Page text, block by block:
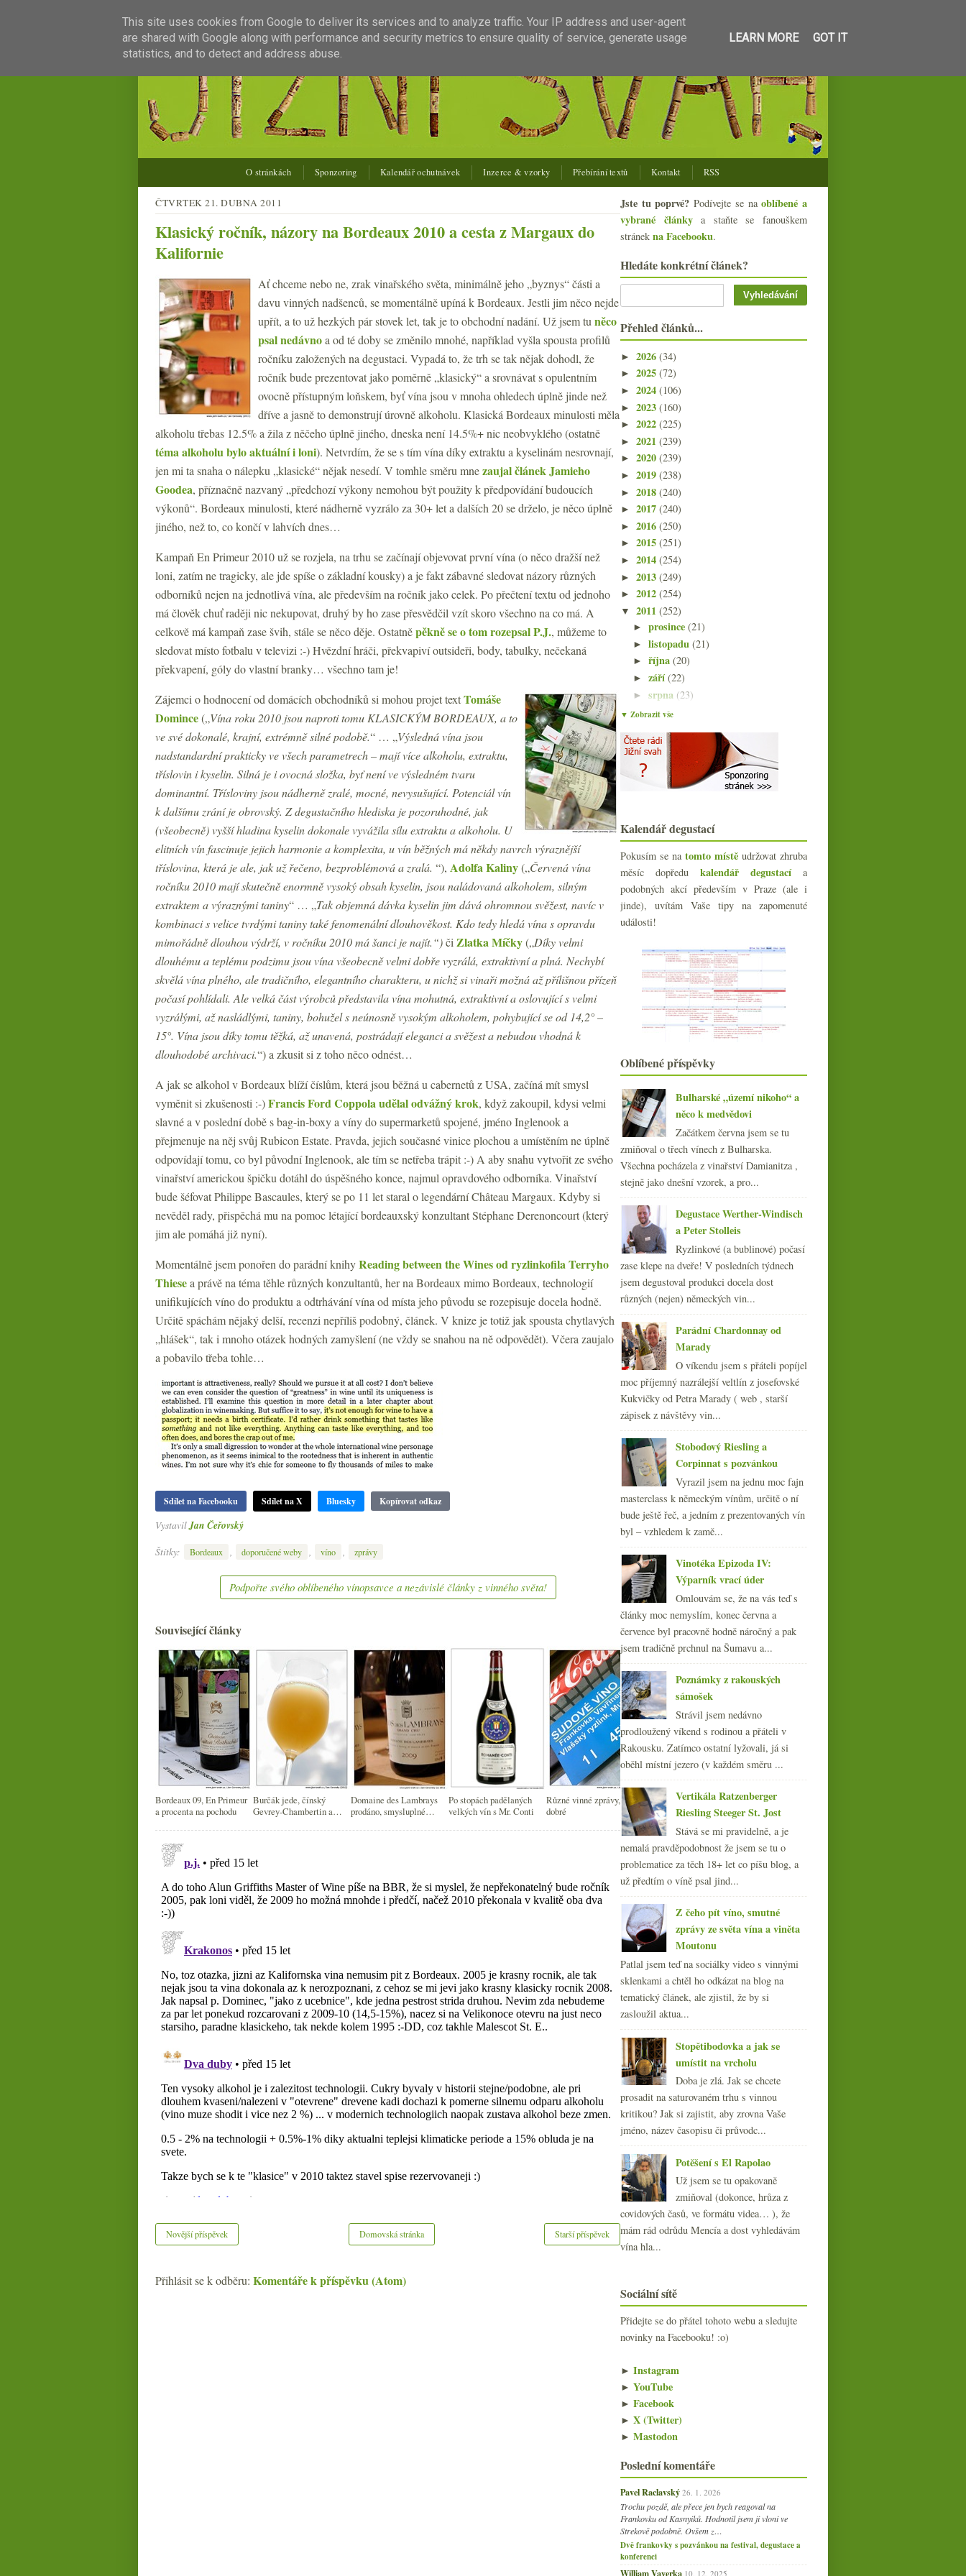
O stránkách Sponzoring Kalendář ochutnávek Inzerce & vzorky Přebírání textů Kontakt RSS
ČTVRTEK 21. DUBNA 2011
Klasický ročník, názory na Bordeaux 2010 a cesta z Margaux do
Kalifornie
Ať chceme nebo ne, zrak vinařského světa, minimálně jeho „byznys“ části a
davu vinných nadšenců, se momentálně upíná k Bordeaux. Jestli jim něco nejde
upřít, a to už hezkých pár stovek let, tak je to obchodní nadání. Už jsem tu něco
psal nedávnoa od té doby se změnilo mnohé, například vyšla spousta profilů
ročníku založených na degustaci. Vypadá to, že trh se tak nějak dohodl, že
ročník bude prezentovat jako poměrně „klasický“ a srovnávat s opulentním
ovocně přístupným loňskem, byť vína jsou v mnoha ohledech úplně jinde než
dříve a jasně to demonstrují úrovně alkoholu. Klasická Bordeaux minulosti měla
alkoholu třebas 12.5% a žila z něčeho úplně jiného, dneska není 14.5%+ nic neobvyklého (ostatně
téma alkoholu bylo aktuální i loni). Netvrdím, že se s tím vína díky extraktu a kyselinám nesrovnají,
jen mi ta snaha o nálepku „klasické“ nějak nesedí. V tomhle směru mnezaujal článek Jamieho
Goodea, příznačně nazvaný „předchozí výkony nemohou být použity k předpovídání budoucích
výkonů“. Bordeaux minulosti, které nádherně vyzrálo za 30+ let a dalších 20 se drželo, je něco úplně
jiného, než to, co končí v lahvích dnes…
Kampaň En Primeur 2010 už se rozjela, na trhu se začínají objevovat první vína (o něco dražší než
loni, zatím ne tragicky, ale jde spíše o základní kousky) a je fakt zábavné sledovat názory různých
odborníků nejen na jednotlivá vína, ale především na ročník jako celek. Po přečtení textu od jednoho
má člověk chuť raději nic nekupovat, druhý by ho zase přesvědčil vzít skoro všechno na co má. A
celkově má kampaň zase švih, stále se něco děje. Ostatněpěkně se o tom rozepsal P.J., můžeme to
sledovat místo fotbalu v televizi :-) Hvězdní hráči, překvapiví outsideři, body, tabulky, nečekaná
překvapení, góly do vlastní branky… všechno tam je!
Zájemci o hodnocení od domácích obchodníků si mohou projet textTomáše
Domince(„Vína roku 2010 jsou naproti tomu KLASICKÝM BORDEAUX, a to
ve své dokonalé, krajní, extrémně silné podobě.“ … „Výsledná vína jsou
nadstandardní prakticky ve všech parametrech – mají více alkoholu, extraktu,
tříslovin i kyselin. Silná je i ovocná složka, byť není ve výsledném tvaru
dominantní. Třísloviny jsou nádherně zralé, mocné, nevysušující. Potenciál vín
k dalšímu zrání je obrovský. Z degustačního hlediska je pozoruhodné, jak
(všeobecně) vyšší hladina kyselin dokonale vyvážila sílu extraktu a alkoholu. U
elitních vín fascinuje jejich harmonie a komplexita, u vín běžných má někdy navrch výraznější
tříslovina, která je ale, jak už řečeno, bezproblémová a zralá. “), Adolfa Kaliny(„Červená vína
ročníku 2010 mají skutečně enormně vysoký obsah kyselin, jsou naládovaná alkoholem, silným
extraktem a výraznými taniny“ … „Tak objemná dávka kyselin jim dává ohromnou svěžest, navíc v
kombinaci s velice tvrdými taniny také fenomenální dlouhověkost. Kdo tedy hledá vína s opravdu
mimořádně dlouhou výdrží, v ročníku 2010 má šanci je najít.“)či Zlatka Míčky(„Díky velmi
dlouhému a teplému podzimu jsou vína všeobecně velmi dobře vyzrálá, extraktivní a plná. Nechybí
skvělá vína plného, ale tradičního, elegantního charakteru, u nichž si vinaři možná až přílišnou přízeň
počasí pohlídali. Ale velká část výrobců představila vína mohutná, extraktivní a oslovující s velmi
vyzrálými, až nasládlými, taniny, bohužel s neúnosně vysokým alkoholem, pohybující se od 14,2° –
15°. Vína jsou díky tomu těžká, až unavená, postrádají eleganci a svěžest a nebudou vhodná k
dlouhodobé archivaci.“) a zkusit si z toho něco odnést…
A jak se alkohol v Bordeaux blíží číslům, která jsou běžná u cabernetů z USA, začíná mít smysl
vyměnit si zkušenosti :-)Francis Ford Coppola udělal odvážný krok, když zakoupil, kdysi velmi
slavné a v poslední době s bag-in-boxy a víny do supermarketů spojené, jméno Inglenook a
přejmenuje na něj svůj Rubicon Estate. Pravda, jejich současné vinice plochou a umístěním ne úplně
odpovídají tomu, co byl původní Inglenook, ale tím se netřeba trápit :-) A aby snahu vytvořit ze svého
vinařství americkou špičku dotáhl do úspěšného konce, najmul opravdového odborníka. Vinařství
bude šéfovat Philippe Bascaules, který se po 11 let staral o legendární Château Margaux. Kdyby si
nevěděl rady, přispěchá mu na pomoc létající bordeauxský konzultant StéphaneDerenoncourt (který
jim ale pomáhá již nyní).
Momentálně jsem ponořen do parádní knihyReading between the Wines od ryzlinkofila Terryho
Thiesea právě na téma těhle různých konzultantů, her na Bordeaux mimo Bordeaux, technologií
unifikujících víno do produktu a odtrhávání vína od místa jeho původu se rozepisuje docela hodně.
Určitě spáchám nějaký delší, recenzi nepříliš podobný, článek. V knize je totiž jak spousta chytlavých
„hlášek“, tak i mnoho otázek hodných zamyšlení (ne vždy se snahou na ně odpovědět). Včera zaujalo
a pobavilo třeba tohle…
Sdílet na Facebooku Sdílet na X Bluesky Kopírovat odkaz
VystavilJan Čeřovský
Štítky:
Bordeaux doporučené weby víno zprávy
Podpořte svého oblíbeného vínopsavce a nezávislé články z vinného světa!
Související články
Bordeaux 09, En Primeur
a procenta na pochodu
Burčák jede, čínský
Gevrey-Chambertin a
Domaine des Lambrays
prodáno, smysluplné
sběratelské korky
Po stopách padělaných
velkých vín s Mr. Conti
Různé vinné zprávy, nejen
dobré
DRC rekordní, miliarda
prosecca, nové Crus
Bourgeois, dostatek bílého
Burgundska
Novější příspěvek Starší příspěvek
Domovská stránka
Přihlásit se k odběru: Komentáře k příspěvku (Atom)
Jste tu poprvé? Podívejte se naoblíbené a
vybrané článkya staňte se fanouškem
stránek na Facebooku.
Hledáte konkrétní článek?
Přehled článků...
► 2026 (34)
► 2025 (72)
► 2024 (106)
► 2023 (160)
► 2022 (225)
► 2021 (239)
► 2020 (239)
► 2019 (238)
► 2018 (240)
► 2017 (240)
► 2016 (250)
► 2015 (251)
► 2014 (254)
► 2013 (249)
► 2012 (254)
▼ 2011 (252)
►prosince(21)
►listopadu(21)
►října(20)
►září(22)
►srpna (23)
►července
►května
▼ dubna (20)
Když víno z Wachau, tak…
Neuburské?
Jarní táboření s pár víny a
15x bílé i červené do 150,- Kč
Bubláme s bohémkou & Piper-
Heidsieck
Klasický ročník, názory na
sponzorující krtka
Výsledky ankety „Jak dlouho před
konzumací otevírá...
Kachní sůvíd a pinoty z Moravy a
Burgundska
Pinot Noir z Čech a Moravy 2006 –
Austrálie
Velikonoční kopřivová nádivka,
základní burgundské...
Korek vs. šroubový uzávěr – 3:3 a
hraje se dál
Rulandské bílé „Smaragd“ ze
Znovínu
Chuť na skleničku sherry
Most na Mosele, Jamek, víno a
jídlo, identita stře...
Frankovka, Pinot i Cabernet aneb
ochutnávka špičko...
Výsledky ankety „Kupujete
biopotraviny?“
Ochutnávka českých vín v Kvícu
Autentický úprk Jižního svahu na
moderní média
►března(23)
►února(20)
►ledna (21)
►2010(249)
►2009(249)
►2008(270)
►2007 (108)
▼ Zobrazit vše
Kalendář degustací
Pokusím se na tomto místě udržovat zhruba
měsíc dopředu kalendář degustacía
podobných akcí především v Praze (ale i
jinde), uvítám Vaše tipy na zapomenuté
události!
Oblíbené příspěvky
Bulharské „území nikoho“ a
něco k medvědovi
Začátkem června jsem se tu
zmiňoval o třech vínech z Bulharska.
Všechna pocházela z vinařství Damianitza ,
stejně jako dnešní vzorek, a pro...
Degustace Werther-Windisch
a Peter Stolleis
Ryzlinkové (a bublinové) počasí
zase klepe na dveře! V posledních týdnech
jsem degustoval produkci docela dost
různých (nejen) německých vin...
Parádní Chardonnay od
Marady
O víkendu jsem s přáteli popíjel
moc příjemný nazrálejší veltlín z josefovské
Kukvičky od Petra Marady ( web , starší
zápisek z návštěvy vin...
Stobodový Riesling a
Corpinnat s pozvánkou
Vyrazil jsem na jednu moc fajn
masterclass k německým vínům, určitě o ní
bude ještě řeč, a jedním z prezentovaných vín
byl – vzhledem k zamě...
Vinotéka Epizoda IV:
Výparník vrací úder
Omlouvám se, že na vás teď s
články moc nemyslím, konec června a
července byl pracovně hodně náročný a pak
jsem tradičně prchnul na Šumavu a...
Poznámky z rakouských
sámošek
Strávil jsem nedávno
prodloužený víkend s rodinou a přáteli v
Rakousku. Zatímco ostatní lyžovali, já si
oběhl místní jezero (v každém směru ...
Vertikála Ratzenberger
Riesling Steeger St. Jost
Stává se mi pravidelně, a je
nemalá pravděpodobnost že jsem se tu o
problematice za těch 18+ let co píšu blog, a
už předtím o víně psal jind...
Z čeho pít víno, smutné
zprávy ze světa vína a viněta
Moutonu
Patlal jsem teď na sociálky video s vinnými
sklenkami a chtěl ho odkázat na blog na
tematický článek, ale zjistil, že by si
zasloužil aktua...
Stopětibodovka a jak se
umístit na vrcholu
Doba je zlá. Jak se chcete
prosadit na saturovaném trhu s vinnou
kritikou? Jak si zajistit, aby zrovna Vaše
jméno, název časopisu či průvodc...
Potěšení s El Rapolao
Už jsem se tu opakovaně
zmiňoval (dokonce, hrůza z
covidových časů, ve formátu videa… ), že
mám rád odrůdu Mencía a dost vyhledávám
vína hla...
Sociální sítě
Přidejte se do přátel tohoto webu a sledujte
novinky na Facebooku! :o)
► Instagram
► YouTube
► Facebook
► X (Twitter)
► Mastodon
Poslední komentáře
Pavel Raclavský 26. 1. 2026
Trochu pozdě, ale přece jen bych reagoval na
Frankovku od Kasnyiků. Hodnotil jsem ji vloni ve
Strekově podobně. Ovšem z…
Dvě frankovky s pozvánkou na festival, degustace a
konferenci
William Vaverka 10. 12. 2025
This site uses cookies from Google to deliver its services and to analyze traffic. Your IP address and user-agent
are shared with Google along with performance and security metrics to ensure quality of service, generate usage
statistics, and to detect and address abuse.
LEARN MORE GOT IT